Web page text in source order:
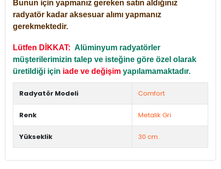
Bunun için yapmanız gereken satın aldığınız
radyatör kadar aksesuar alımı yapmanız
gerekmektedir.
Lütfen DİKKAT: Alüminyum radyatörler
müşterilerimizin talep ve isteğine göre özel olarak
üretildiği için iade ve değişim yapılamamaktadır.
Radyatör Modeli Comfort
Renk Metalik Gri
Yükseklik 30 cm.